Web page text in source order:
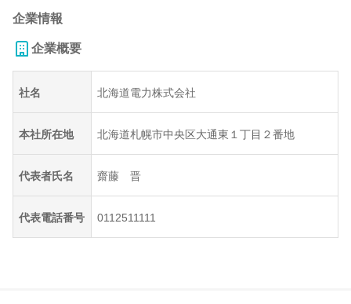
企業情報
企業概要
社名 北海道電力株式会社
本社所在地 北海道札幌市中央区大通東１丁目２番地
代表者氏名 齋藤 晋
代表電話番号 0112511111